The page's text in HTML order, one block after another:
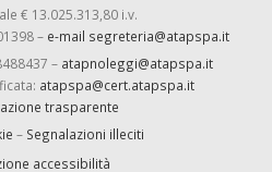
€ 13.025.313,80 i.v.
– e-mail segreteria@atapspa.it
– atapnoleggi@atapspa.it
atapspa@cert.atapspa.it
trasparente
– Segnalazioni illeciti
accessibilità